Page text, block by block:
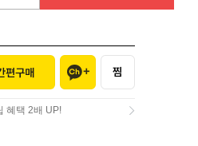
혜택 2배 UP!